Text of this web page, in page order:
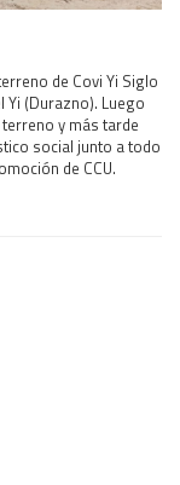
de Covi Yi Siglo
Yi (Durazno). Luego
y más tarde
social junto a todo
de CCU.